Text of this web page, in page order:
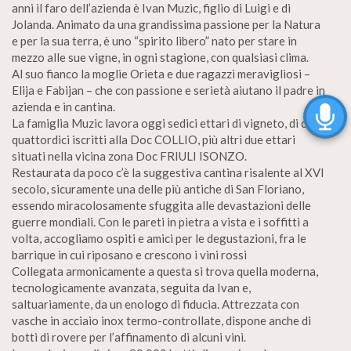
anni il faro dell’azienda è Ivan Muzic, figlio di Luigi e di
Jolanda. Animato da una grandissima passione per la Natura
e per la sua terra, è uno “spirito libero” nato per stare in
mezzo alle sue vigne, in ogni stagione, con qualsiasi clima.
Al suo fianco la moglie Orieta e due ragazzi meravigliosi –
Elija e Fabijan – che con passione e serietà aiutano il padre in
azienda e in cantina.
La famiglia Muzic lavora oggi sedici ettari di vigneto, di cui
quattordici iscritti alla Doc COLLIO, più altri due ettari
situati nella vicina zona Doc FRIULI ISONZO.
Restaurata da poco c’è la suggestiva cantina risalente al XVI
secolo, sicuramente una delle più antiche di San Floriano,
essendo miracolosamente sfuggita alle devastazioni delle
guerre mondiali. Con le pareti in pietra a vista e i soffitti a
volta, accogliamo ospiti e amici per le degustazioni, fra le
barrique in cui riposano e crescono i vini rossi
Collegata armonicamente a questa si trova quella moderna,
tecnologicamente avanzata, seguita da Ivan e,
saltuariamente, da un enologo di fiducia. Attrezzata con
vasche in acciaio inox termo-controllate, dispone anche di
botti di rovere per l’affinamento di alcuni vini.